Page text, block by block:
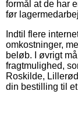
formål at de har
før
Indtil flere
omkostninger,
beløb. I øvrigt
fragtmulighed,
Roskilde,
din bestilling til